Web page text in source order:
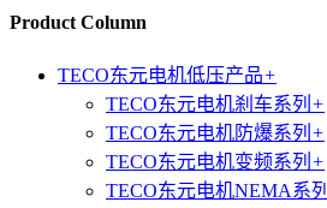
Product Column
TECO东元电机低压产品+
TECO东元电机刹车系列 +
TECO东元电机防爆系列 +
TECO东元电机变频系列 +
TECO东元电机NEMA系列